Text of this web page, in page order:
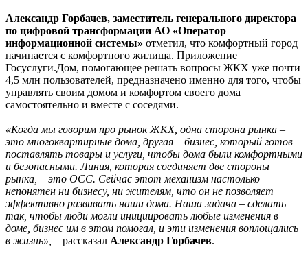
Александр Горбачев, заместитель генерального директора
по цифровой трансформации АО «Оператор
информационной системы» отметил, что комфортный город
начинается с комфортного жилища. Приложение
Госуслуги.Дом, помогающее решать вопросы ЖКХ уже почти
4,5 млн пользователей, предназначено именно для того, чтобы
управлять своим домом и комфортом своего дома
самостоятельно и вместе с соседями.
«Когда мы говорим про рынок ЖКХ, одна сторона рынка –
это многоквартирные дома, другая – бизнес, который готов
поставлять товары и услуги, чтобы дома были комфортными
и безопасными. Линия, которая соединяет две стороны
рынка, – это ОСС. Сейчас этот механизм настолько
непонятен ни бизнесу, ни жителям, что он не позволяет
эффективно развивать наши дома. Наша задача – сделать
так, чтобы люди могли инициировать любые изменения в
доме, бизнес им в этом помогал, и эти изменения воплощались
в жизнь», – рассказал Александр Горбачев.